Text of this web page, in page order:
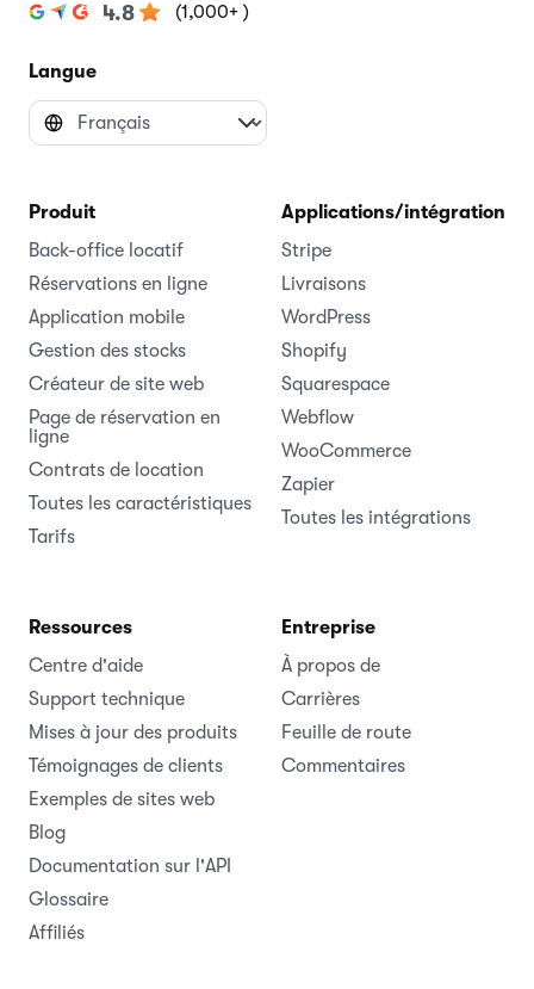
4.8 (1,000+ )
Langue
Produit
Back-office locatif
Réservations en ligne
Application mobile
Gestion des stocks
Créateur de site web
Page de réservation en
ligne
Contrats de location
Toutes les caractéristiques
Tarifs
Applications/intégrations
Stripe
Livraisons
WordPress
Shopify
Squarespace
Webflow
WooCommerce
Zapier
Toutes les intégrations
Ressources
Centre d'aide
Support technique
Mises à jour des produits
Témoignages de clients
Exemples de sites web
Blog
Documentation sur l'API
Glossaire
Affiliés
Entreprise
À propos de
Carrières
Feuille de route
Commentaires